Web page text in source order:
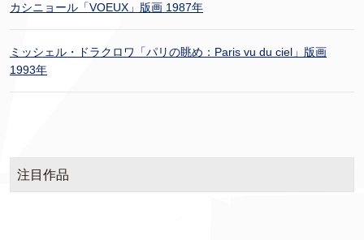
カシニョール「VOEUX」版画 1987年
ミッシェル・ドラクロワ「パリの眺め：Paris vu du ciel」版画
1993年
注目作品